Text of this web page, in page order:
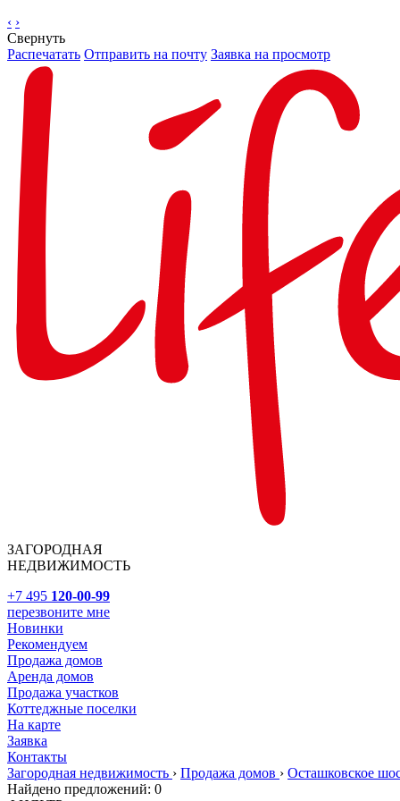
‹ ›
Свернуть
Распечатать Отправить на почту Заявка на просмотр
ЗАГОРОДНАЯ
НЕДВИЖИМОСТЬ
+7 495 120-00-99
перезвоните мне
Новинки
Рекомендуем
Продажа домов
Аренда домов
Продажа участков
Коттеджные поселки
На карте
Заявка
Контакты
Загородная недвижимость › Продажа домов › Осташковское
Найдено предложений: 0